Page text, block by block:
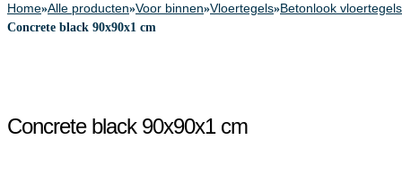
Home»Alle producten»Voor binnen»Vloertegels»Betonlook vloertegels
Concrete black 90x90x1 cm
Concrete black 90x90x1 cm